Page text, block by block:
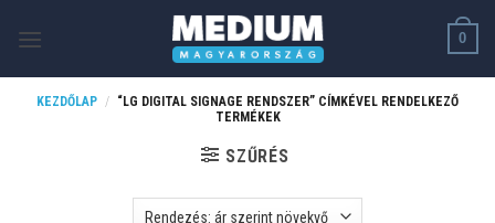
0
KEZDŐLAP / “LG DIGITAL SIGNAGE RENDSZER” CÍMKÉVEL RENDELKEZŐ
TERMÉKEK
SZŰRÉS